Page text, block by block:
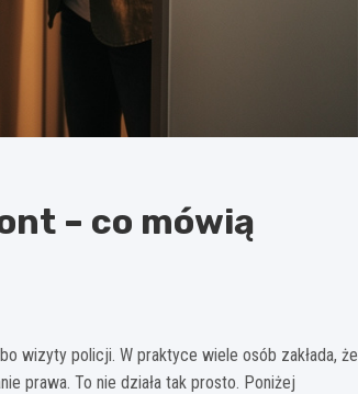
– co mówią
wizyty policji. W praktyce wiele osób zakłada, że
prawa. To nie działa tak prosto. Poniżej